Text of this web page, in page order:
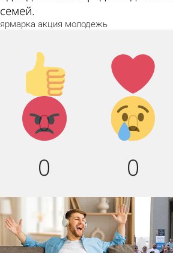
семей.
ярмарка акция молодежь
Палец
вверх!
0
Лайк!
0
Агрессия!
0
Грусть :(
0